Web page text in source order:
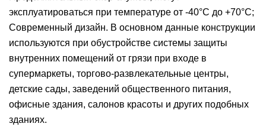
эксплуатироваться при температуре от -40°С до +70°С;
Современный дизайн. В основном данные конструкции
используются при обустройстве системы защиты
внутренних помещений от грязи при входе в
супермаркеты, торгово-развлекательные центры,
детские сады, заведений общественного питания,
офисные здания, салонов красоты и других подобных
зданиях.